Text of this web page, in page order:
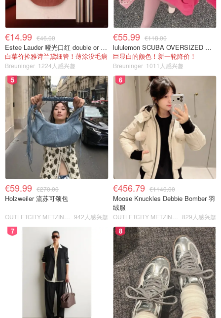
€14.99 €46.00
Estee Lauder 哑光口红 double or nothing色号
白菜价捡雅诗兰黛细管！薄涂没毛病
Breuninger 1224人感兴趣
€55.99 €118.00
lululemon SCUBA OVERSIZED 半拉链卫衣 紫红色
巨显白的颜色！新一轮降价！
Breuninger 1011人感兴趣
5
€59.99 €270.00
Holzweiler 流苏可颂包
942人感兴趣
6
€456.79 €1140.00
Moose Knuckles Debbie Bomber 羽
绒服
829人感兴趣
7 8